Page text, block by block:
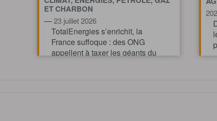
ET CHARBON
—23 juillet 2026
TotalEnergies s’enrichit, la
France suffoque : des ONG
appellent à taxer les géants du